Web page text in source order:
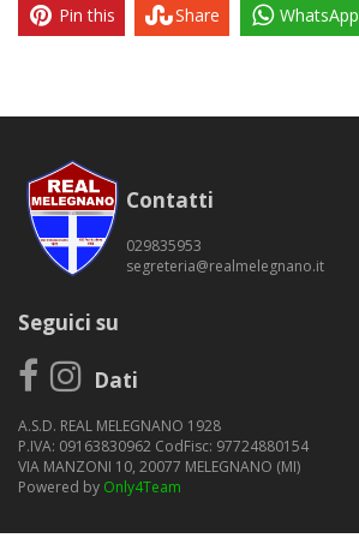
Pin this Share WhatsApp
Contatti
029835953
segreteria@realmelegnano.it
Seguici su
Dati
A.S.D. REAL MELEGNANO 1928
P.IVA: 09163830962 CodFisc: 97724880154
VIA MANZONI 10, 20077 MELEGNANO (MI)
Powered by Only4Team